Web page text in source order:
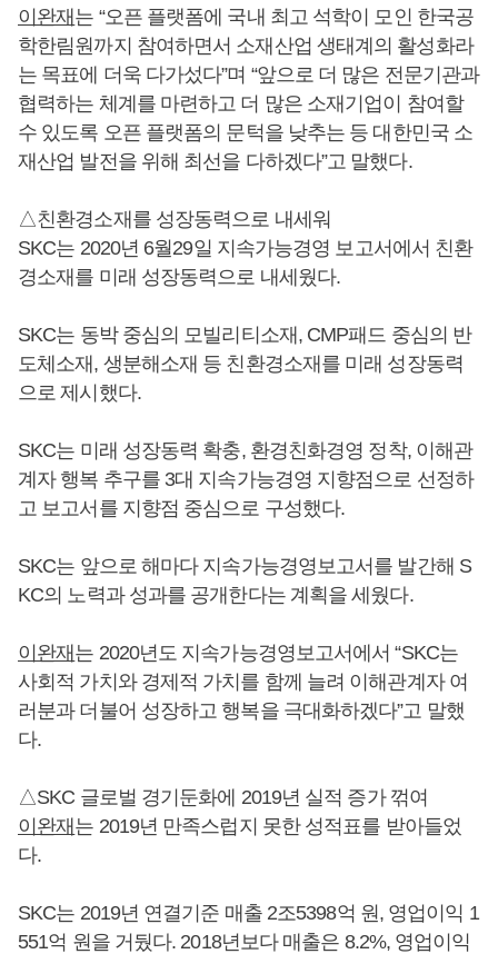
이완재는 “오픈 플랫폼에 국내 최고 석학이 모인 한국공
학한림원까지 참여하면서 소재산업 생태계의 활성화라
는 목표에 더욱 다가섰다”며 “앞으로 더 많은 전문기관과
협력하는 체계를 마련하고 더 많은 소재기업이 참여할
수 있도록 오픈 플랫폼의 문턱을 낮추는 등 대한민국 소
재산업 발전을 위해 최선을 다하겠다”고 말했다.
△친환경소재를 성장동력으로 내세워
SKC는 2020년 6월29일 지속가능경영 보고서에서 친환
경소재를 미래 성장동력으로 내세웠다.
SKC는 동박 중심의 모빌리티소재, CMP패드 중심의 반
도체소재, 생분해소재 등 친환경소재를 미래 성장동력
으로 제시했다.
SKC는 미래 성장동력 확충, 환경친화경영 정착, 이해관
계자 행복 추구를 3대 지속가능경영 지향점으로 선정하
고 보고서를 지향점 중심으로 구성했다.
SKC는 앞으로 해마다 지속가능경영보고서를 발간해 S
KC의 노력과 성과를 공개한다는 계획을 세웠다.
이완재는 2020년도 지속가능경영보고서에서 “SKC는
사회적 가치와 경제적 가치를 함께 늘려 이해관계자 여
러분과 더불어 성장하고 행복을 극대화하겠다”고 말했
다.
△SKC 글로벌 경기둔화에 2019년 실적 증가 꺾여
이완재는 2019년 만족스럽지 못한 성적표를 받아들었
다.
SKC는 2019년 연결기준 매출 2조5398억 원, 영업이익 1
551억 원을 거뒀다. 2018년보다 매출은 8.2%, 영업이익